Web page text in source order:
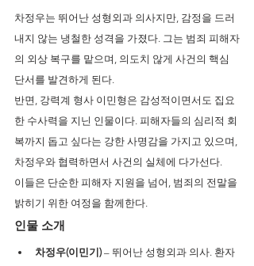
차정우는 뛰어난 성형외과 의사지만, 감정을 드러
내지 않는 냉철한 성격을 가졌다. 그는 범죄 피해자
의 외상 복구를 맡으며, 의도치 않게 사건의 핵심
단서를 발견하게 된다.
반면, 강력계 형사 이민형은 감성적이면서도 집요
한 수사력을 지닌 인물이다. 피해자들의 심리적 회
복까지 돕고 싶다는 강한 사명감을 가지고 있으며,
차정우와 협력하면서 사건의 실체에 다가선다.
이들은 단순한 피해자 지원을 넘어, 범죄의 전말을
밝히기 위한 여정을 함께한다.
인물 소개
차정우(이민기) – 뛰어난 성형외과 의사. 환자